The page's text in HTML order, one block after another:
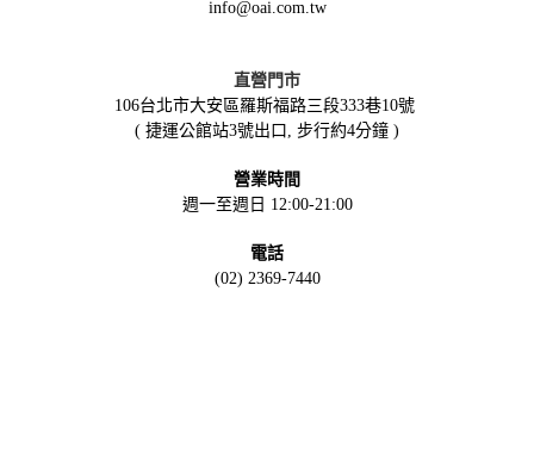
info@oai.com.tw
直營門市
106台北市大安區羅斯福路三段333巷10號
( 捷運公館站3號出口, 步行約4分鐘 )
營業時間
週一至週日 12:00-21:00
電話
(02) 2369-7440